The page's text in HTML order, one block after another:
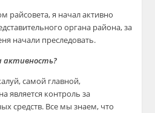
райсовета, я начал активно
органа района, за
начали преследовать.
активность?
самой главной,
является контроль за
средств. Все мы знаем, что